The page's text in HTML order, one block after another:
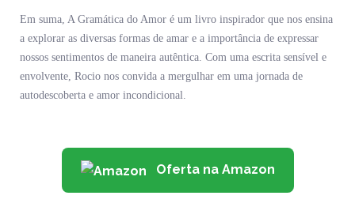
Em suma, A Gramática do Amor é um livro inspirador que nos ensina
a explorar as diversas formas de amar e a importância de expressar
nossos sentimentos de maneira autêntica. Com uma escrita sensível e
envolvente, Rocio nos convida a mergulhar em uma jornada de
autodescoberta e amor incondicional.
Oferta na Amazon